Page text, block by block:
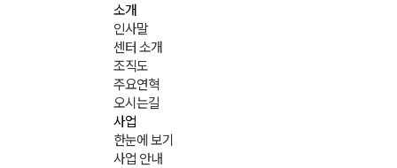
소개
인사말
센터 소개
조직도
주요연혁
오시는길
사업
한눈에 보기
사업 안내